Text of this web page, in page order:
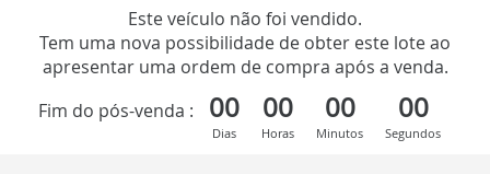
Este veículo não foi vendido.
Tem uma nova possibilidade de obter este lote ao
apresentar uma ordem de compra após a venda.
Fim do pós-venda :
00
Dias
00
Horas
00
Minutos
00
Segundos